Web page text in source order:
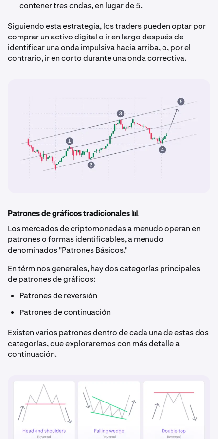
contener tres ondas, en lugar de 5.
Siguiendo esta estrategia, los traders pueden optar por
comprar un activo digital o ir en largo después de
identificar una onda impulsiva hacia arriba, o, por el
contrario, ir en corto durante una onda correctiva.
Patrones de gráficos tradicionales 📊
Los mercados de criptomonedas a menudo operan en
patrones o formas identificables, a menudo
denominados "Patrones Básicos."
En términos generales, hay dos categorías principales
de patrones de gráficos:
Patrones de reversión
Patrones de continuación
Existen varios patrones dentro de cada una de estas dos
categorías, que exploraremos con más detalle a
continuación.